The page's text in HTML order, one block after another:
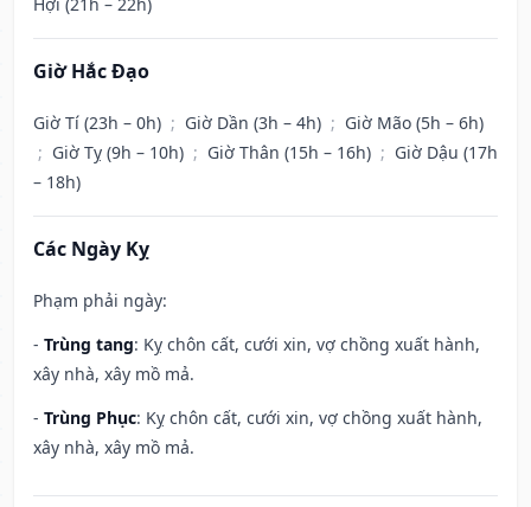
Giờ Hắc Đạo
Giờ Tí (23h – 0h) ; Giờ Dần (3h – 4h) ; Giờ Mão (5h – 6h)
; Giờ Tỵ (9h – 10h) ; Giờ Thân (15h – 16h) ; Giờ Dậu (17h
– 18h)
Các Ngày Kỵ
Phạm phải ngày:
- Trùng tang: Kỵ chôn cất, cưới xin, vợ chồng xuất hành,
xây nhà, xây mồ mả.
- Trùng Phục: Kỵ chôn cất, cưới xin, vợ chồng xuất hành,
xây nhà, xây mồ mả.